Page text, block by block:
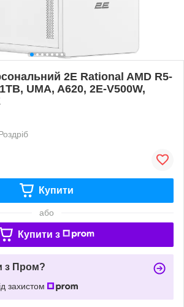
2E Rational AMD R5-
UMA, A620, 2E-V500W,
Купити
або
Купити з
з Пром?
захистом